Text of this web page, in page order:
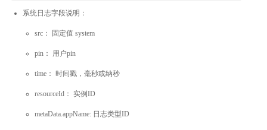
系统日志字段说明：
src： 固定值 system
pin： 用户pin
time： 时间戳，毫秒或纳秒
resourceId： 实例ID
metaData.appName: 日志类型ID